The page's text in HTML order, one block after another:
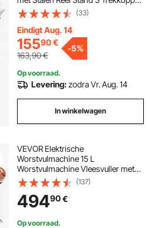
Visgereedschap voor Muren en
Elektrische Draden Niet-geleidend
(33)
Eindigt Aug. 14
15590€
163,90€
-5%
Op voorraad.
Levering:zodra Vr. Aug. 14
In winkelwagen
VEVOR Elektrische
Worstvulmachine 15 L
Worstvulmachine Vleesvuller met
traploze snelheidsregeling en
pedaal, Robuuste roestvrijstalen
vuller met 4 worstvulbuizen,
Vleesvulling
(137)
49490€
Op voorraad.